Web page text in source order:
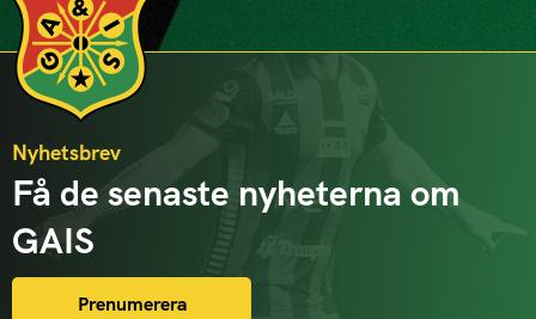
Nyhetsbrev
Få de senaste nyheterna om
GAIS
Prenumerera